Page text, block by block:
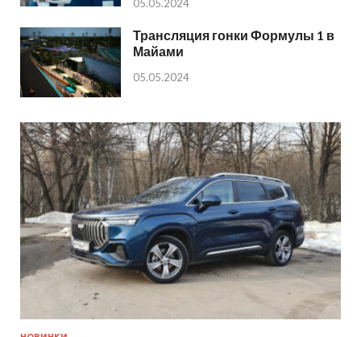
05.05.2024
Трансляция гонки Формулы 1 в
Майами
05.05.2024